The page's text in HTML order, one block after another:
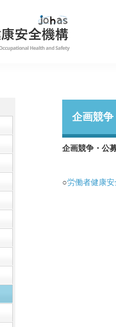
企画競
企画競争・公
○労働者健康